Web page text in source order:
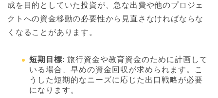
成を目的としていた投資が、急な出費や他のプロジェ
クトへの資金移動の必要性から見直さなければならな
くなることがあります。
短期目標: 旅行資金や教育資金のために計画して
いる場合、早めの資金回収が求められます。こ
うした短期的なニーズに応じた出口戦略が必要
になります。